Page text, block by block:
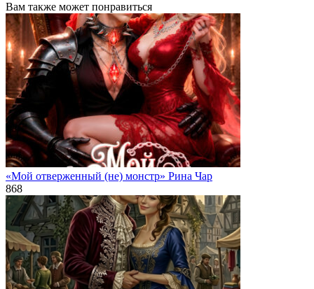
Вам также может понравиться
«Мой отверженный (не) монстр» Рина Чар
868